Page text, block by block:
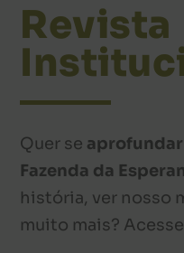
Revista
Quer se aprofundar
Fazenda da
história, ver nosso
muito mais?